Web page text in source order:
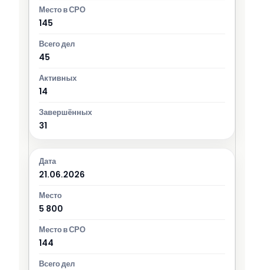
145
45
14
31
21.06.2026
5 800
144